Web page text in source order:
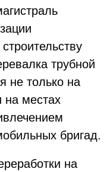
трубной
не только на
на местах
бригад.
на